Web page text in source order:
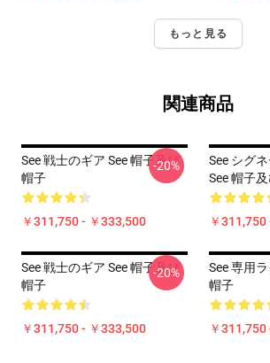
もっと見る
関連商品
See 戦士のギア See 帽子及び
帽子
￥311,750 - ￥333,500
-20%
See シグ
See 帽子
￥
See 戦士のギア See 帽子及び
帽子
￥311,750 - ￥333,500
-20%
See 専用
帽子
￥